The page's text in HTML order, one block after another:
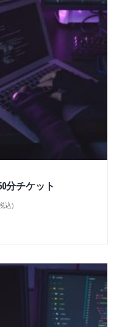
分チケット
込)